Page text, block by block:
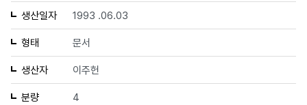
생산일자 1993 .06.03
형태 문서
생산자 이주헌
분량 4